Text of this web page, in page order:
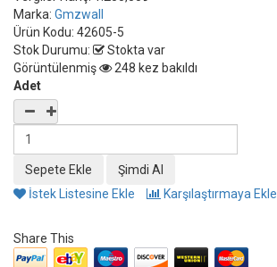
Marka: Gmzwall
Ürün Kodu: 42605-5
Stok Durumu:
Stokta var
Görüntülenmiş
248 kez bakıldı
Adet
İstek Listesine Ekle Karşılaştırmaya Ekle
Share This